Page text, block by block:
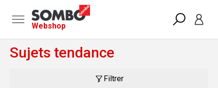
Webshop
Sujets tendance
Filtrer